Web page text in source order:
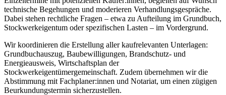
technische Begehungen und moderieren Verhandlungsgespräche.
Dabei stehen rechtliche Fragen – etwa zu Aufteilung im Grundbuch,
Stockwerkeigentum oder spezifischen Lasten – im Vordergrund.
Wir koordinieren die Erstellung aller kaufrelevanten Unterlagen:
Grundbuchauszug, Baubewilligungen, Brandschutz- und
Energieausweis, Wirtschaftsplan der
Stockwerkeigentümergemeinschaft. Zudem übernehmen wir die
Abstimmung mit Fachplaner:innen und Notariat, um einen zügigen
Beurkundungstermin sicherzustellen.